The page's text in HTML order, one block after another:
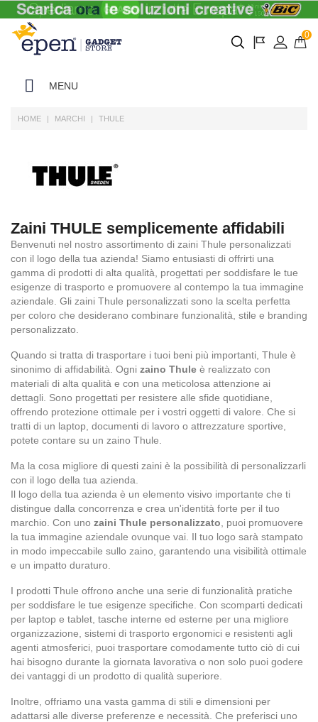
0
MENU
HOME MARCHI THULE
Zaini THULE semplicemente affidabili
Benvenuti nel nostro assortimento di zaini Thule personalizzati
con il logo della tua azienda! Siamo entusiasti di offrirti una
gamma di prodotti di alta qualità, progettati per soddisfare le tue
esigenze di trasporto e promuovere al contempo la tua immagine
aziendale. Gli zaini Thule personalizzati sono la scelta perfetta
per coloro che desiderano combinare funzionalità, stile e branding
personalizzato.
Quando si tratta di trasportare i tuoi beni più importanti, Thule è
sinonimo di affidabilità. Ogni zaino Thule è realizzato con
materiali di alta qualità e con una meticolosa attenzione ai
dettagli. Sono progettati per resistere alle sfide quotidiane,
offrendo protezione ottimale per i vostri oggetti di valore. Che si
tratti di un laptop, documenti di lavoro o attrezzature sportive,
potete contare su un zaino Thule.
Ma la cosa migliore di questi zaini è la possibilità di personalizzarli
con il logo della tua azienda.
Il logo della tua azienda è un elemento visivo importante che ti
distingue dalla concorrenza e crea un'identità forte per il tuo
marchio. Con uno zaini Thule personalizzato , puoi promuovere
la tua immagine aziendale ovunque vai. Il tuo logo sarà stampato
in modo impeccabile sullo zaino, garantendo una visibilità ottimale
e un impatto duraturo.
I prodotti Thule offrono anche una serie di funzionalità pratiche
per soddisfare le tue esigenze specifiche. Con scomparti dedicati
per laptop e tablet, tasche interne ed esterne per una migliore
organizzazione, sistemi di trasporto ergonomici e resistenti agli
agenti atmosferici, puoi trasportare comodamente tutto ciò di cui
hai bisogno durante la giornata lavorativa o non solo puoi godere
dei vantaggi di un prodotto di qualità superiore.
Inoltre, offriamo una vasta gamma di stili e dimensioni per
adattarsi alle diverse preferenze e necessità. Che preferisci uno